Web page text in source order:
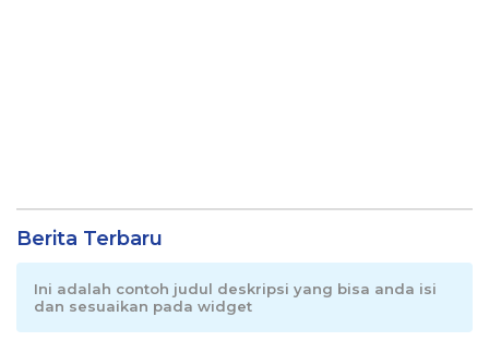
Berita Terbaru
Ini adalah contoh judul deskripsi yang bisa anda isi
dan sesuaikan pada widget